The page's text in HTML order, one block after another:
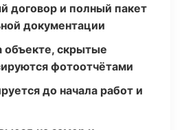
договор и полный пакет
документации
объекте, скрытые
фотоотчётами
до начала работ и